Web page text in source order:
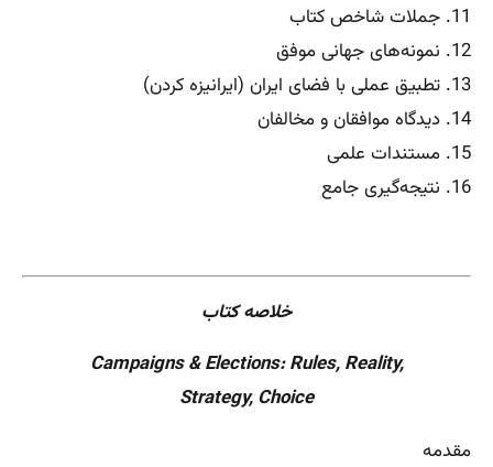
11. جملات شاخص کتاب
12. نمونه‌های جهانی موفق
13. تطبیق عملی با فضای ایران (ایرانیزه کردن)
14. دیدگاه موافقان و مخالفان
15. مستندات علمی
16. نتیجه‌گیری جامع
خلاصه کتاب
Campaigns & Elections: Rules, Reality,
Strategy, Choice
مقدمه